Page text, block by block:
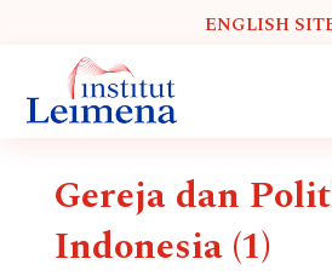
ENGLISH
Gereja dan
Indonesia (1)